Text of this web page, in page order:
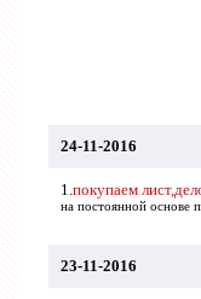
24-11-2016
1.покупаем
на постоянной основе
23-11-2016